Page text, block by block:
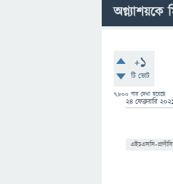
অগ্ন্যাশয়কে
+1
টি ভোট
7,800 বার দেখা হয়েছে
24 ফেব্রুয়ারি
এইচএসসি-